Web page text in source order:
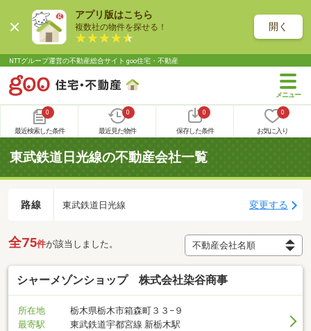
アプリ版はこちら
複数社の物件を探せる！ 開く
NTTグループ運営の不動産総合サイト goo住宅・不動産
0
最近検索した条件
0
最近見た物件
0
保存した条件
0
お気に入り
東武鉄道日光線の不動産会社一覧
路線 東武鉄道日光線 変更する
全75件が該当しました。
シャーメゾンショップ 株式会社染谷商事
所在地
栃木県栃木市箱森町３３−９
最寄駅
東武鉄道宇都宮線 新栃木駅